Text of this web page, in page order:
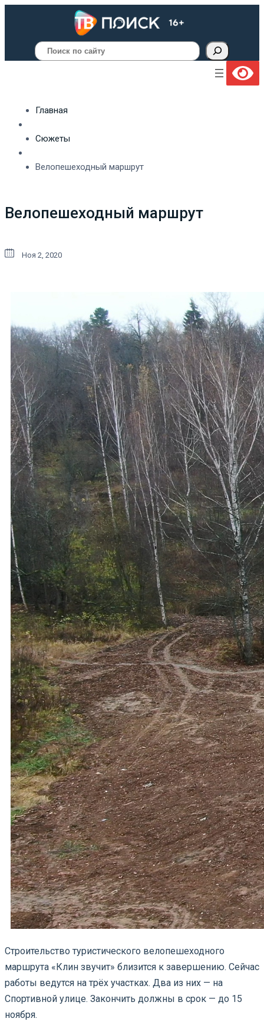
Поиск
Главная
Сюжеты
Велопешеходный маршрут
Велопешеходный маршрут
Ноя 2, 2020
Строительство туристического велопешеходного
маршрута «Клин звучит» близится к завершению. Сейчас
работы ведутся на трёх участках. Два из них — на
Спортивной улице. Закончить должны в срок — до 15
ноября.